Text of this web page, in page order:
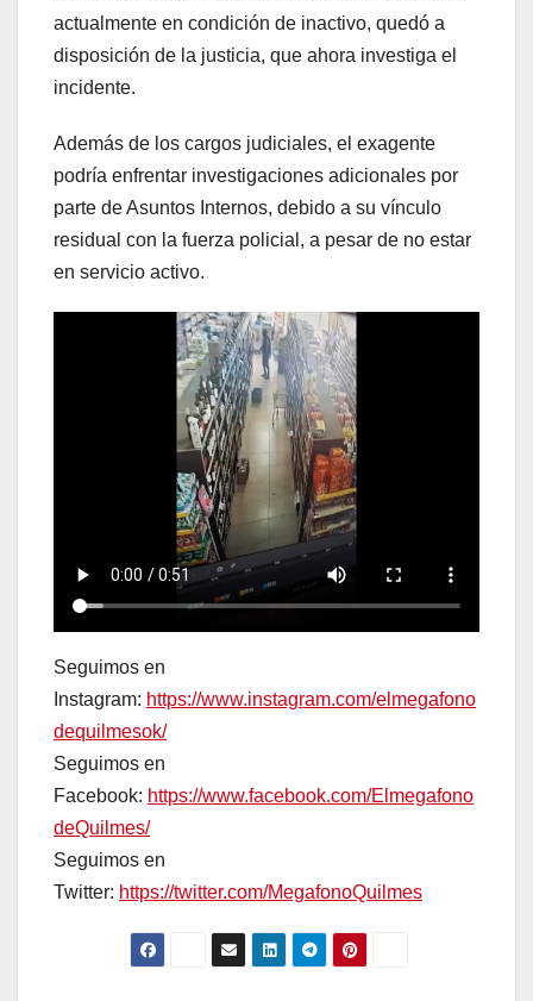
actualmente en condición de inactivo, quedó a
disposición de la justicia, que ahora investiga el
incidente.
Además de los cargos judiciales, el exagente
podría enfrentar investigaciones adicionales por
parte de Asuntos Internos, debido a su vínculo
residual con la fuerza policial, a pesar de no estar
en servicio activo.
Seguimos en
Instagram: https://www.instagram.com/elmegafono
dequilmesok/
Seguimos en
Facebook: https://www.facebook.com/Elmegafono
deQuilmes/
Seguimos en
Twitter: https://twitter.com/MegafonoQuilmes